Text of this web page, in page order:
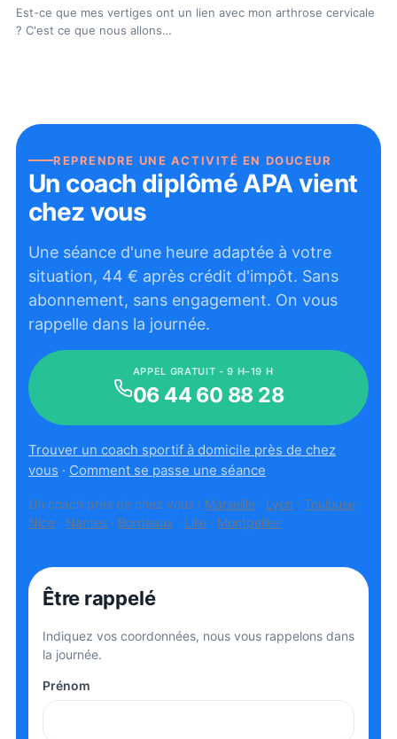
Est-ce que mes vertiges ont un lien avec mon arthrose cervicale
? C'est ce que nous allons…
REPRENDRE UNE ACTIVITÉ EN DOUCEUR
Un coach diplômé APA vient
chez vous
Une séance d'une heure adaptée à votre
situation, 44 € après crédit d'impôt. Sans
abonnement, sans engagement. On vous
rappelle dans la journée.
APPEL GRATUIT - 9 H–19 H
06 44 60 88 28
Trouver un coach sportif à domicile près de chez
vous · Comment se passe une séance
Un coach près de chez vous : Marseille · Lyon · Toulouse ·
Nice · Nantes · Bordeaux · Lille · Montpellier
Être rappelé
Indiquez vos coordonnées, nous vous rappelons dans
la journée.
Prénom